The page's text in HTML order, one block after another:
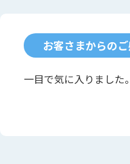
お客さまからの
一目で気に入りました